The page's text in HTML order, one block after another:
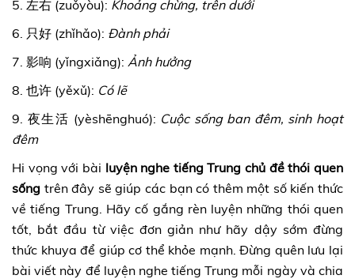
5. 左右 (zuǒyòu): Khoảng chừng, trên dưới
6. 只好 (zhǐhǎo): Đành phải
7. 影响 (yǐngxiǎng): Ảnh hưởng
8. 也许 (yěxǔ): Có lẽ
9. 夜生活 (yèshēnghuó): Cuộc sống ban đêm, sinh hoạt
đêm
Hi vọng với bài luyện nghe tiếng Trung chủ đề thói quen
sống trên đây sẽ giúp các bạn có thêm một số kiến thức
về tiếng Trung. Hãy cố gắng rèn luyện những thói quen
tốt, bắt đầu từ việc đơn giản như hãy dậy sớm đừng
thức khuya để giúp cơ thể khỏe mạnh. Đừng quên lưu lại
bài viết này để luyện nghe tiếng Trung mỗi ngày và chia